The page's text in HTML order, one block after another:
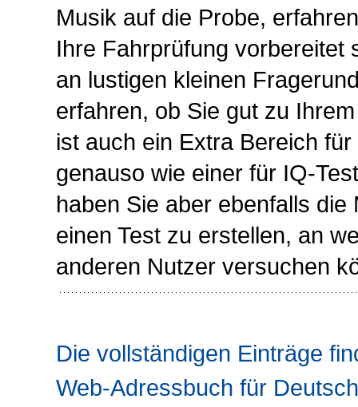
Musik auf die Probe,
Ihre Fahrprüfung vorbereitet
an lustigen kleinen
erfahren, ob Sie gut zu
ist auch ein Extra Bereich
genauso wie einer für IQ-
haben Sie aber ebenfalls die
einen Test zu erstellen, an
anderen Nutzer versuchen
Die vollständigen Einträge
Web-Adressbuch für